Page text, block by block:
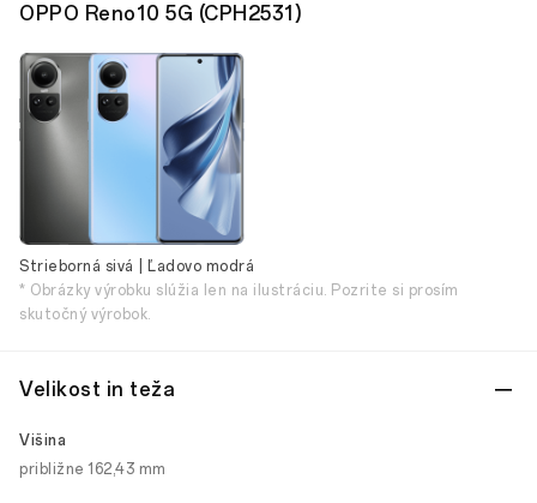
OPPO Reno10 5G (CPH2531 )
Strieborná sivá | Ľadovo modrá
* Obrázky výrobku slúžia len na ilustráciu. Pozrite si prosím
skutočný výrobok.
Velikost in teža
Višina
približne 162,43 mm